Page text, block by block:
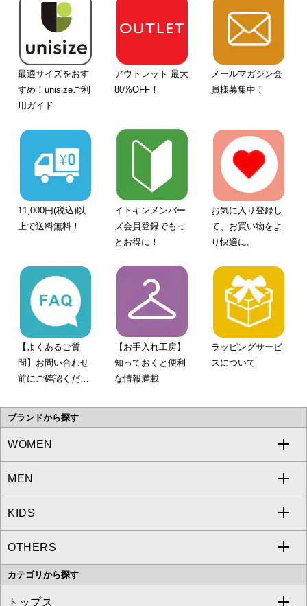
最適サイズをおす
すめ！unisizeご利
用ガイド
アウトレット 最大
80%OFF！
メールマガジン会
員様募集中！
11,000円(税込)以
上で送料無料！
イトキンメンバー
ズ会員登録でもっ
とお得に！
お気に入り登録し
て、お買い物をよ
り快適に。
【よくあるご質
問】お問い合わせ
前にご確認くださ
【お手入れ工房】
知っておくと便利
な情報満載
ラッピングサービ
スについて
ブランドから探す
WOMEN
a.v.v
MICHEL KLEIN
MK MICHEL KLEIN
OFUON le MK
MEN
a.v.v
MICHEL KLEIN HOMME
MK MICHEL KLEIN HOMME
KIDS
a.v.v
OTHERS
MK MICHEL KLEIN BAG
カテゴリから探す
トップス